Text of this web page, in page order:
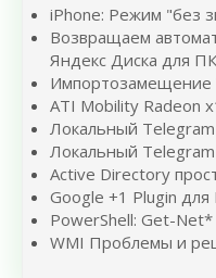
iPhone: Режим "без
Возвращаем
Яндекс Диска для ПК
Импортозамещение
ATI Mobility Radeon
Локальный
Локальный
Active Directory
Google +1 Plugin для
PowerShell: Get-
WMI Проблемы и